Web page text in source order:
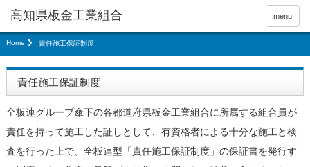
menu
Home 責任施工保証制度
責任施工保証制度
全板連グループ傘下の各都道府県板金工業組合に所属する組合員が
責任を持って施工した証しとして、有資格者による十分な施工と検
査を行った上で、全板連型「責任施工保証制度」の保証書を発行す